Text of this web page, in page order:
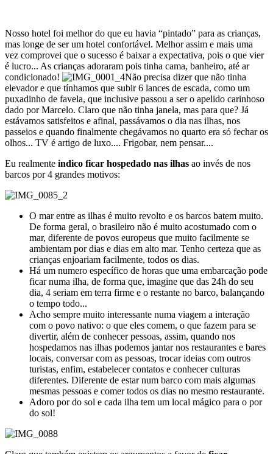
Nosso hotel foi melhor do que eu havia “pintado” para as crianças,
mas longe de ser um hotel confortável. Melhor assim e mais uma
vez comprovei que o sucesso é baixar a expectativa, pois o que vier
é lucro... As crianças adoraram pois tinha cama, banheiro, até ar
condicionado!
Não precisa dizer que não tinha
elevador e que tínhamos que subir 6 lances de escada, como um
puxadinho de favela, que inclusive passou a ser o apelido carinhoso
dado por Marcelo. Claro que não tinha janela, mas para que? Já
estávamos satisfeitos e afinal, passávamos o dia nas ilhas, nos
passeios e quando finalmente chegávamos no quarto era só fechar os
olhos... TV é artigo de luxo.... Frigobar, nem pensar....
Eu realmente indico ficar hospedado nas ilhas ao invés de nos
barcos por 4 grandes motivos:
O mar entre as ilhas é muito revolto e os barcos batem muito.
De forma geral, o brasileiro não é muito acostumado com o
mar, diferente de povos europeus que muito facilmente se
ambientam por dias e dias em alto mar. Tenho certeza que as
crianças enjoariam facilmente, todos os dias.
Há um numero específico de horas que uma embarcação pode
ficar numa ilha, de forma que, imagine que das 24h do seu
dia, 4 seriam em terra firme e o restante no barco, balançando
o tempo todo...
Acho sempre muito interessante numa viagem a interação
com o povo nativo: o que eles comem, o que fazem para se
divertir, além de conhecer pessoas, assim, quando nos
hospedamos nas ilhas podemos jantar nos restaurantes e bares
locais, conversar com as pessoas, trocar ideias com outros
turistas, enfim, estabelecer contatos e conhecer culturas
diferentes. Diferente de estar num barco com mais algumas
mesmas pessoas e comer todos os dias no mesmo restaurante.
Adoro por do sol e cada ilha tem um local mágico para o por
do sol!